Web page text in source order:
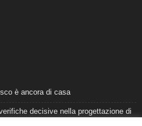
è ancora di casa
decisive nella progettazione di